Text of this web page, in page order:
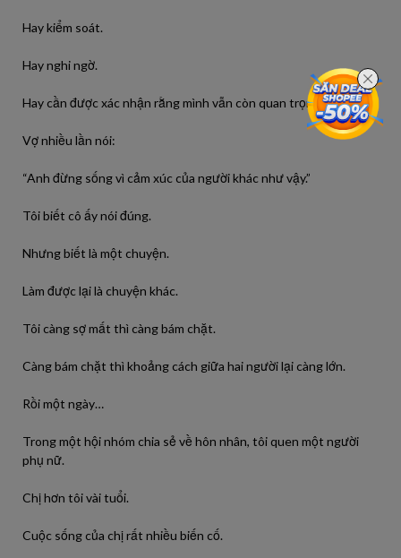
Hay kiểm soát.
Hay nghi ngờ.
Hay cần được xác nhận rằng mình vẫn còn quan trọng.
Vợ nhiều lần nói:
“Anh đừng sống vì cảm xúc của người khác như vậy.”
Tôi biết cô ấy nói đúng.
Nhưng biết là một chuyện.
Làm được lại là chuyện khác.
Tôi càng sợ mất thì càng bám chặt.
Càng bám chặt thì khoảng cách giữa hai người lại càng lớn.
Rồi một ngày…
Trong một hội nhóm chia sẻ về hôn nhân, tôi quen một người
phụ nữ.
Chị hơn tôi vài tuổi.
Cuộc sống của chị rất nhiều biến cố.